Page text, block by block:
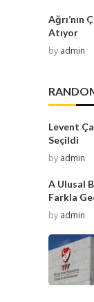
Ağrı’nın
Atıyor
by admin
Levent
Seçildi
by admin
A Ulusal
Farkla
by admin